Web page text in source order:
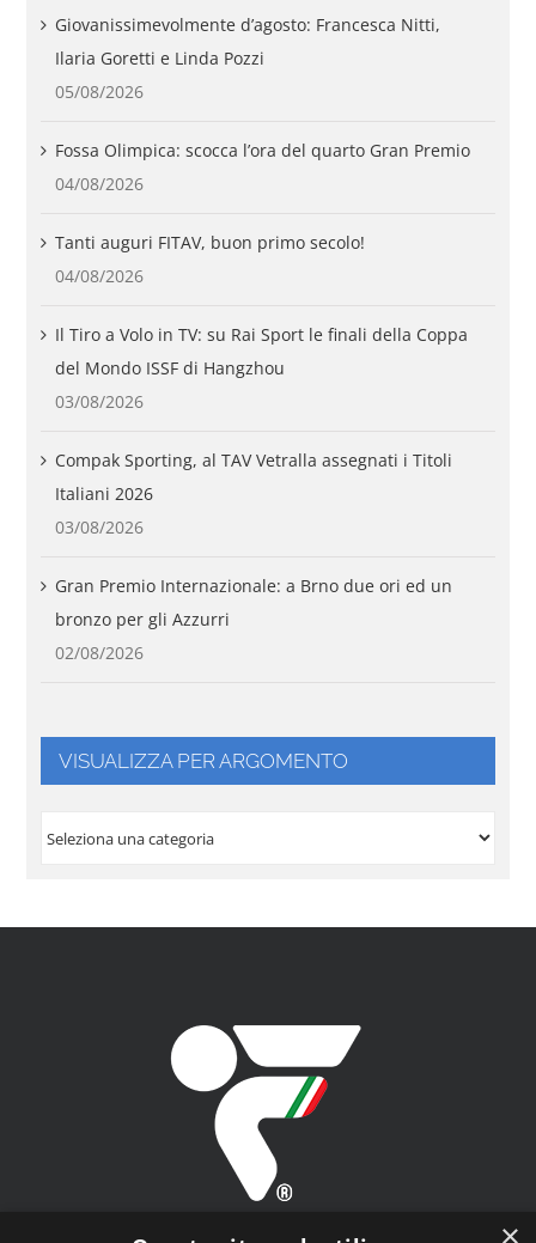
Giovanissimevolmente d’agosto: Francesca Nitti,
Ilaria Goretti e Linda Pozzi
05/08/2026
Fossa Olimpica: scocca l’ora del quarto Gran Premio
04/08/2026
Tanti auguri FITAV, buon primo secolo!
04/08/2026
Il Tiro a Volo in TV: su Rai Sport le finali della Coppa
del Mondo ISSF di Hangzhou
03/08/2026
Compak Sporting, al TAV Vetralla assegnati i Titoli
Italiani 2026
03/08/2026
Gran Premio Internazionale: a Brno due ori ed un
bronzo per gli Azzurri
02/08/2026
VISUALIZZA PER ARGOMENTO